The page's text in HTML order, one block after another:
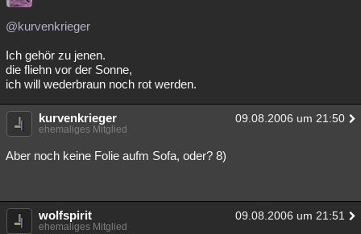
@kurvenkrieger
Ich gehör zu jenen.
die fliehn vor der Sonne,
ich will wederbraun noch rot werden.
kurvenkrieger 09.08.2006 um 21:50
ehemaliges Mitglied
Aber noch keine Folie aufm Sofa, oder? 8)
wolfspirit 09.08.2006 um 21:51
ehemaliges Mitglied